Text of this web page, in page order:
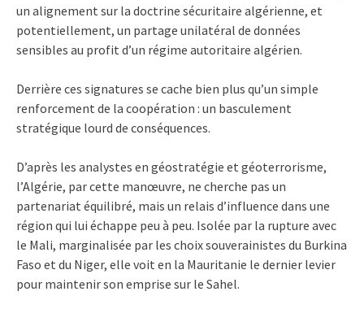
un alignement sur la doctrine sécuritaire algérienne, et
potentiellement, un partage unilatéral de données
sensibles au profit d’un régime autoritaire algérien.
Derrière ces signatures se cache bien plus qu’un simple
renforcement de la coopération : un basculement
stratégique lourd de conséquences.
D’après les analystes en géostratégie et géoterrorisme,
l’Algérie, par cette manœuvre, ne cherche pas un
partenariat équilibré, mais un relais d’influence dans une
région qui lui échappe peu à peu. Isolée par la rupture avec
le Mali, marginalisée par les choix souverainistes du Burkina
Faso et du Niger, elle voit en la Mauritanie le dernier levier
pour maintenir son emprise sur le Sahel.